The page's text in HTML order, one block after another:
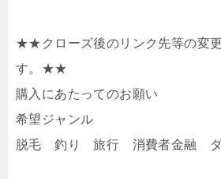
★★クローズ後のリンク先等の変
す。★★
購入にあたってのお願い
希望ジャンル
脱毛 釣り 旅行 消費者金融 ダ